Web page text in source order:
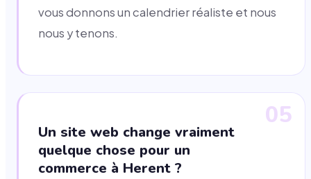
vous donnons un calendrier réaliste et nous
nous y tenons.
05
Un site web change vraiment
quelque chose pour un
commerce à Herent ?